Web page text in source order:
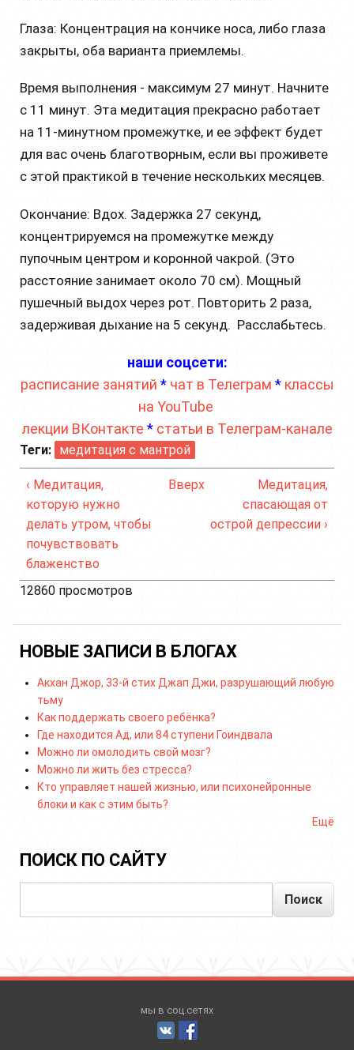
Глаза: Концентрация на кончике носа, либо глаза
закрыты, оба варианта приемлемы.
Время выполнения - максимум 27 минут. Начните
с 11 минут. Эта медитация прекрасно работает
на 11-минутном промежутке, и ее эффект будет
для вас очень благотворным, если вы проживете
с этой практикой в течение нескольких месяцев.
Окончание: Вдох. Задержка 27 секунд,
концентрируемся на промежутке между
пупочным центром и коронной чакрой. (Это
расстояние занимает около 70 см). Мощный
пушечный выдох через рот. Повторить 2 раза,
задерживая дыхание на 5 секунд. Расслабьтесь.
наши соцсети:
расписание занятий * чат в Телеграм * классы
на YouTube
лекции ВКонтакте * статьи в Телеграм-канале
Теги: медитация с мантрой
‹ Медитация,
которую нужно
делать утром, чтобы
почувствовать
блаженство
Вверх
Медитация,
спасающая от
острой депрессии ›
12860 просмотров
НОВЫЕ ЗАПИСИ В БЛОГАХ
Акхан Джор, 33-й стих Джап Джи, разрушающий любую
тьму
Как поддержать своего ребёнка?
Где находится Ад, или 84 ступени Гоиндвала
Можно ли омолодить свой мозг?
Можно ли жить без стресса?
Кто управляет нашей жизнью, или психонейронные
блоки и как с этим быть?
Ещё
ПОИСК ПО САЙТУ
мы в соц.сетях